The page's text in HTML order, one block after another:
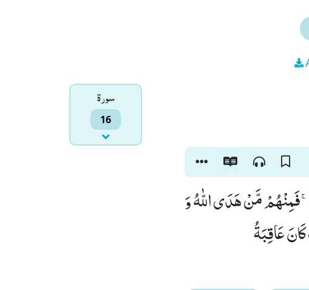
سورۃ
16
فَمِنْهُمْ مَّنْ هَدَى اللّٰهُ وَ
عَاقِبَةُ